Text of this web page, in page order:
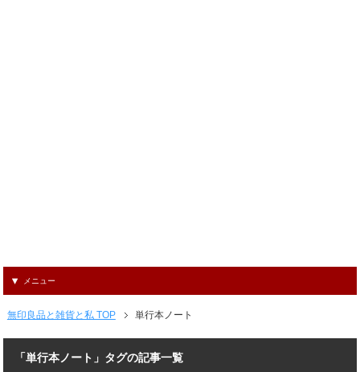
メニュー
無印良品と雑貨と私 TOP 単行本ノート
「単行本ノート」タグの記事一覧